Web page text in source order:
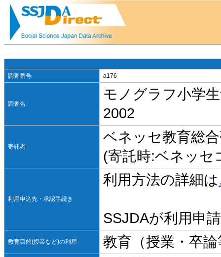
調査番号 a176
調査名
モノグラフ小学
2002
寄託者
ベネッセ教育総
(寄託時:ベネッセ
利用申込先・承認手続き
利用方法の詳細は
SSJDAが利用申
教育目的(授業など)の利用 教育（授業・卒